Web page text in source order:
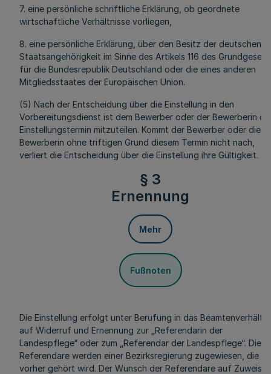
7. eine persönliche schriftliche Erklärung, ob geordnete
wirtschaftliche Verhältnisse vorliegen,
8. eine persönliche Erklärung, über den Besitz der deutschen
Staatsangehörigkeit im Sinne des Artikels 116 des
für die Bundesrepublik Deutschland oder die eines anderen
Mitgliedsstaates der Europäischen Union.
(5) Nach der Entscheidung über die Einstellung in den
Vorbereitungsdienst ist dem Bewerber oder der Bewerberin
Einstellungstermin mitzuteilen. Kommt der Bewerber oder die
Bewerberin ohne triftigen Grund diesem Termin nicht nach,
verliert die Entscheidung über die Einstellung ihre Gültigkeit.
§ 3
Ernennung
Mehr
Fußnoten
Die Einstellung erfolgt unter Berufung in das
auf Widerruf und Ernennung zur „Referendarin der
Landespflege“ oder zum „Referendar der Landespflege“. Die
Referendare werden einer Bezirksregierung zugewiesen, die
vorher gehört wird. Der Wunsch der Referendare auf